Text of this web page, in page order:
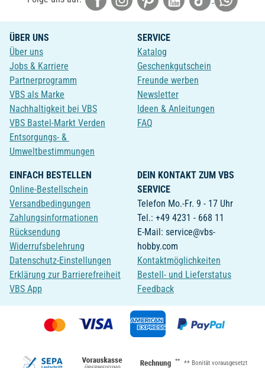
ÜBER UNS
Über uns
Jobs & Karriere
Partnerprogramm
VBS als Marke
Nachhaltigkeit bei VBS
VBS Bastel-Markt Verden
Entsorgungs- &
Umweltbestimmungen
SERVICE
Katalog
Geschenkgutschein
Freunde werben
Newsletter
Ideen & Anleitungen
FAQ
EINFACH BESTELLEN
Online-Bestellschein
Versandbedingungen
Zahlungsinformationen
Rücksendung
Widerrufsbelehrung
Datenschutz-Einstellungen
Erklärung zur Barrierefreiheit
VBS App
DEIN KONTAKT ZUM VBS
SERVICE
Telefon Mo.-Fr. 9 - 17 Uhr
Tel.: +49 4231 - 668 11
E-Mail: service@vbs-
hobby.com
Kontaktmöglichkeiten
Bestell- und Lieferstatus
Feedback
** ** Bonität vorausgesetzt